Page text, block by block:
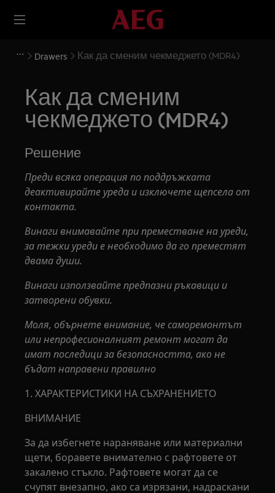
Drawers Как да сменим чекмеджето (MDR4)
Как да сменим
чекмеджето (MDR4)
Решение
Преди всяка операция по поддръжката
деактивирайте уреда и изключете щепсела от
контакта.
Винаги внимавайте при преместване на уреди,
за тежки уреди е необходимо да го преместят
двама души.
Винаги използвайте предпазни ръкавици и
затворени обувки.
Моля, обърнете внимание, че саморемонтът
или непрофесионалният ремонт могат да
имат последици за безопасността, ако не
бъдат направени правилно
1. ХАРАКТЕРИСТИКИ НА СЪХРАНЕНИЕТО
ВНИМАНИЕ
За да избегнете нараняване или материални
щети, боравете внимателно с рафтовете от
закалено стъкло. Рафтовете могат да се
счупят внезапно, ако са изрязани, надраскани